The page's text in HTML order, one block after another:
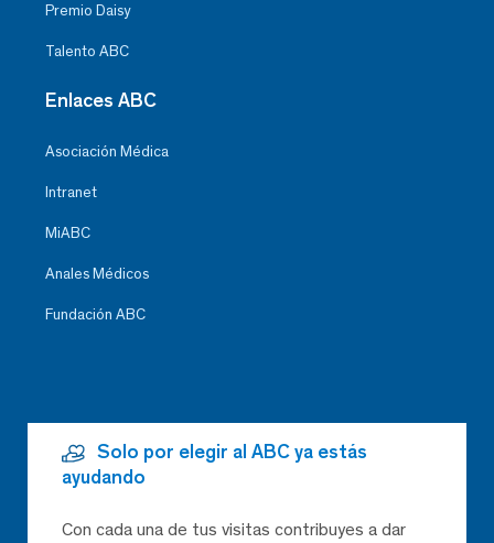
Premio Daisy
Talento ABC
Enlaces ABC
Asociación Médica
Intranet
MiABC
Anales Médicos
Fundación ABC
Solo por elegir al ABC ya estás
ayudando
Con cada una de tus visitas contribuyes a dar